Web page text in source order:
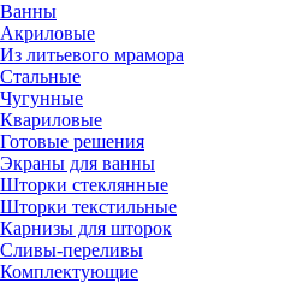
Ванны
Акриловые
Из литьевого мрамора
Стальные
Чугунные
Квариловые
Готовые решения
Экраны для ванны
Шторки стеклянные
Шторки текстильные
Карнизы для шторок
Сливы-переливы
Комплектующие